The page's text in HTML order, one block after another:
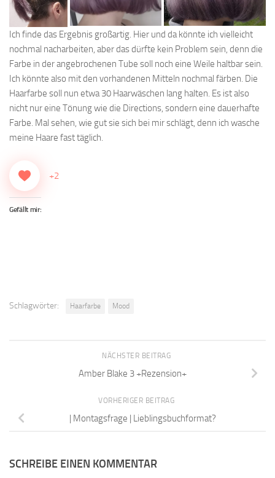
Ich finde das Ergebnis großartig. Hier und da könnte ich vielleicht
nochmal nacharbeiten, aber das dürfte kein Problem sein, denn die
Farbe in der angebrochenen Tube soll noch eine Weile haltbar sein.
Ich könnte also mit den vorhandenen Mitteln nochmal färben. Die
Haarfarbe soll nun etwa 30 Haarwäschen lang halten. Es ist also
nicht nur eine Tönung wie die Directions, sondern eine dauerhafte
Farbe. Mal sehen, wie gut sie sich bei mir schlägt, denn ich wasche
meine Haare fast täglich.
+2
Gefällt mir:
Schlagwörter: Haarfarbe Mood
NÄCHSTER BEITRAG
Amber Blake 3 +Rezension+
VORHERIGER BEITRAG
| Montagsfrage | Lieblingsbuchformat?
SCHREIBE EINEN KOMMENTAR